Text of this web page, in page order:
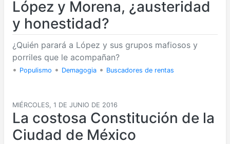
López y Morena, ¿austeridad
y honestidad?
¿Quién parará a López y sus grupos mafiosos y
porriles que le acompañan?
• Populismo • Demagogia • Buscadores de rentas
MIÉRCOLES, 1 DE JUNIO DE 2016
La costosa Constitución de la
Ciudad de México